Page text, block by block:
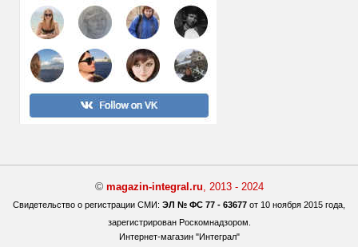
© magazin-integral.ru, 2013 - 2024
Свидетельство о регистрации СМИ: ЭЛ № ФС 77 - 63677 от 10 ноября 2015 года,
зарегистрирован Роскомнадзором.
Интернет-магазин "Интеграл"